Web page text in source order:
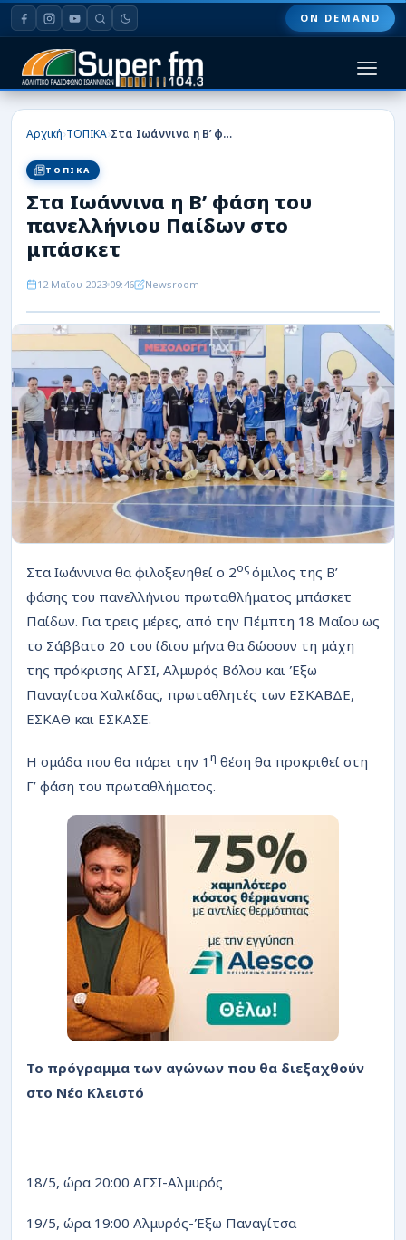
ON DEMAND
HOME
ΠΟΔΟΣΦΑΙΡΟ
ΜΠΑΣΚΕΤ
ΣΠΟΡ
ΕΙΔΗΣΕΙΣ
ΑΡΘΡΟΓΡΑΦΙΕΣ
ΡΟΗ
Αρχική›ΤΟΠΙΚΑ› Στα Ιωάννινα η Β’ φάση του πανελλήνιου Παίδων στο μπάσκετ
ΤΟΠΙΚΑ
Στα Ιωάννινα η Β’ φάση του
πανελλήνιου Παίδων στο
μπάσκετ
12 Μαΐου 2023 09:46 Newsroom
Στα Ιωάννινα θα φιλοξενηθεί ο 2οςόμιλος της Β’
φάσης του πανελλήνιου πρωταθλήματος μπάσκετ
Παίδων. Για τρεις μέρες, από την Πέμπτη 18 Μαΐου ως
το Σάββατο 20 του ίδιου μήνα θα δώσουν τη μάχη
της πρόκρισης ΑΓΣΙ, Αλμυρός Βόλου και Έξω
Παναγίτσα Χαλκίδας, πρωταθλητές των ΕΣΚΑΒΔΕ,
ΕΣΚΑΘ και ΕΣΚΑΣΕ.
Η ομάδα που θα πάρει την 1 η θέση θα προκριθεί στη
Γ’ φάση του πρωταθλήματος.
Το πρόγραμμα των αγώνων που θα διεξαχθούν
στο Νέο Κλειστό
18/5, ώρα 20:00 ΑΓΣΙ-Αλμυρός
19/5, ώρα 19:00 Αλμυρός-Έξω Παναγίτσα